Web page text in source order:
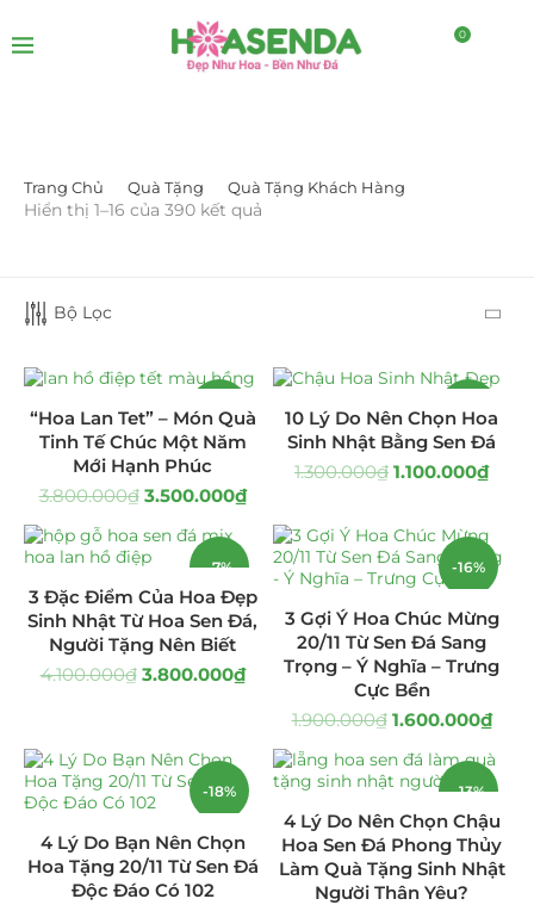
0
LỌC BỞI GIÁ
LỌC
DANH MỤC SẢN PHẨM
Giá Sỉ Đại Lý (145)
Cây Sen Đá Giá Sỉ (137)
Chậu Sen Đá Mini
(289)
Lan Hồ Điệp Truyền Thống (132)
Lũa Hồ Điệp Sen Đá
Tiểu Cảnh Lan Sen Đá
Trang Chủ Quà Tặng Quà Tặng Khách Hàng
Hiển thị 1–16 của 390 kết quả
Bộ Lọc
-8%
“Hoa Lan Tet” – Món Quà
Tinh Tế Chúc Một Năm
Mới Hạnh Phúc
3.800.000₫ 3.500.000₫
-15%
10 Lý Do Nên Chọn Hoa
Sinh Nhật Bằng Sen Đá
1.300.000₫ 1.100.000₫
-7%
3 Đặc Điểm Của Hoa Đẹp
Sinh Nhật Từ Hoa Sen Đá,
Người Tặng Nên Biết
4.100.000₫ 3.800.000₫
-16%
3 Gợi Ý Hoa Chúc Mừng
20/11 Từ Sen Đá Sang
Trọng – Ý Nghĩa – Trưng
Cực Bền
1.900.000₫ 1.600.000₫
-18%
4 Lý Do Bạn Nên Chọn
Hoa Tặng 20/11 Từ Sen Đá
Độc Đáo Có 102
-13%
4 Lý Do Nên Chọn Chậu
Hoa Sen Đá Phong Thủy
Làm Quà Tặng Sinh Nhật
Người Thân Yêu?